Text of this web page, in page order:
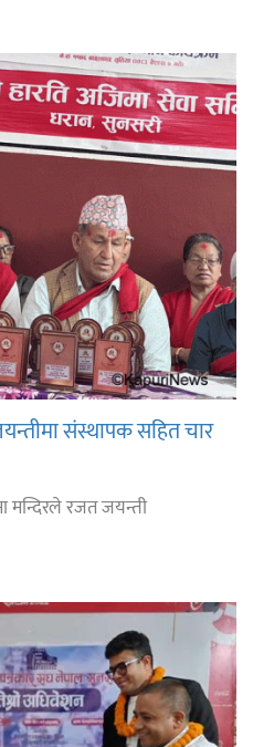
संस्थापक सहित चार
मन्दिरले रजत जयन्ती